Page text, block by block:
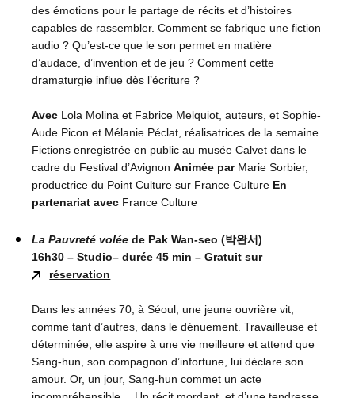
des émotions pour le partage de récits et d’histoires
capables de rassembler. Comment se fabrique une fiction
audio ? Qu’est-ce que le son permet en matière
d’audace, d’invention et de jeu ? Comment cette
dramaturgie influe dès l’écriture ?
Avec Lola Molina et Fabrice Melquiot, auteurs, et Sophie-
Aude Picon et Mélanie Péclat, réalisatrices de la semaine
Fictions enregistrée en public au musée Calvet dans le
cadre du Festival d’Avignon Animée par Marie Sorbier,
productrice du Point Culture sur France Culture En
partenariat avec France Culture
La Pauvreté volée de Pak Wan-seo (박완서)
16h30 – Studio– durée 45 min – Gratuit sur
réservation
Dans les années 70, à Séoul, une jeune ouvrière vit,
comme tant d’autres, dans le dénuement. Travailleuse et
déterminée, elle aspire à une vie meilleure et attend que
Sang-hun, son compagnon d’infortune, lui déclare son
amour. Or, un jour, Sang-hun commet un acte